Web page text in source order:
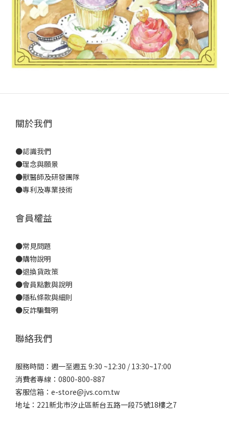
關於我們
●認識我們
●理念與願景
●獸醫師及研發團隊
●專利及專業技術
會員權益
●常見問題
●購物說明
●退換貨政策
●會員點數與說明
●隱私條款與細則
●反詐騙聲明
聯絡我們
服務時間：週一至週五 9:30 ~12:30 / 13:30~17:00
消費者專線：0800-800-887
客服信箱：e-store@jvs.com.tw
地址：221新北市汐止區新台五路一段75號18樓之7